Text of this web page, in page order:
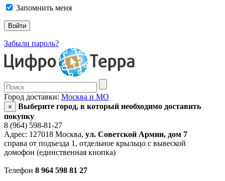
Запомнить меня
Забыли пароль?
Город доставки: Москва и МО
×
Выберите город, в который необходимо доставить
покупку
8 (964) 598-81-27
Адрес: 127018 Москва, ул. Советской Армии, дом 7
справа от подъезда 1, отдельное крыльцо с вывеской
домофон (единственная кнопка)
Телефон 8 964 598 81 27